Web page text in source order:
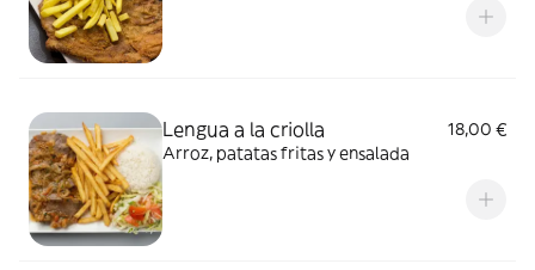
Lengua a la criolla
18,00 €
Arroz, patatas fritas y ensalada